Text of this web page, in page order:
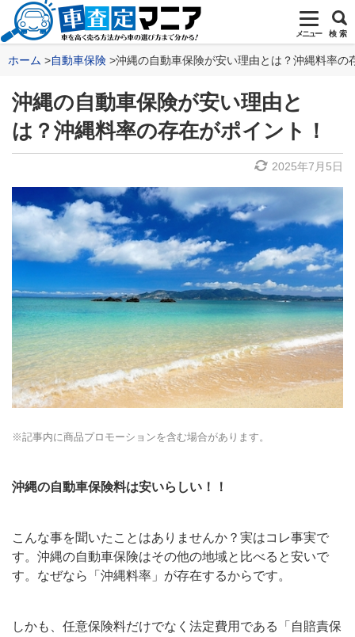
メニュー 検 索
ホーム 自動車保険 沖縄の自動車保険が安い理由とは？沖縄料率の
沖縄の自動車保険が安い理由と
は？沖縄料率の存在がポイント！
2025年7月5日
※記事内に商品プロモーションを含む場合があります。
沖縄の自動車保険料は安いらしい！！
こんな事を聞いたことはありませんか？実はコレ事実で
す。沖縄の自動車保険はその他の地域と比べると安いで
す。なぜなら「沖縄料率」が存在するからです。
しかも、任意保険料だけでなく法定費用である「自賠責保